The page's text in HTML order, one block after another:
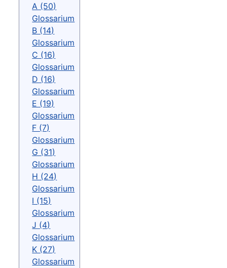
A (50)
Glossarium
B (14)
Glossarium
C (16)
Glossarium
D (16)
Glossarium
E (19)
Glossarium
F (7)
Glossarium
G (31)
Glossarium
H (24)
Glossarium
I (15)
Glossarium
J (4)
Glossarium
K (27)
Glossarium